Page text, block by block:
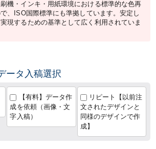
機・インキ・用紙環境における標準的な色再
、ISO国際標準にも準拠しています。安定し
現するための基準として広く利用されていま
ータ入稿選択
【有料】データ作
成を依頼（画像・文
字入稿）
リピート【以前注
文されたデザインと
同様のデザインで作
成】